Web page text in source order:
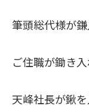
筆頭総代様が鎌
ご住職が鋤き入
天峰社長が鍬